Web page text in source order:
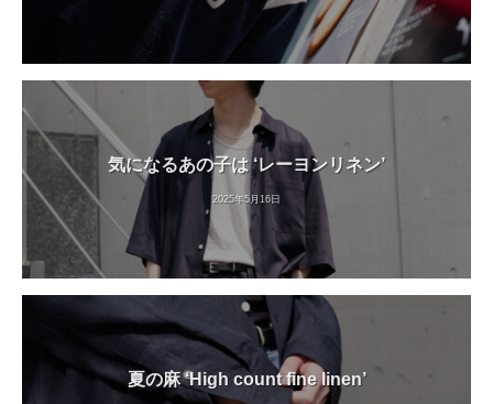
気になるあの子は ‘レーヨンリネン’
2025年5月16日
夏の麻 ‘High count fine linen’